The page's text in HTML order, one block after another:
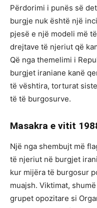
Përdorimi i punës së
burgje nuk është një
pjesë e një modeli më
drejtave të njeriut që
Që nga themelimi i
burgjet iraniane kanë
të vështira, torturat
të të burgosurve.
Masakra e vitit
Një nga shembujt më
të njeriut në burgjet
kur mijëra të burgosur
muajsh. Viktimat,
grupet opozitare si